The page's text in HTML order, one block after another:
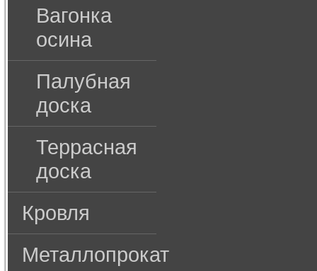
Вагонка
осина
Палубная
доска
Террасная
доска
Кровля
Металлопрокат